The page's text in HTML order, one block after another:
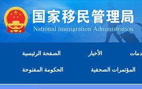
الصفحة الرئيسية الأخبار
الحكومة المفتوحة المؤتمرات الصحفية